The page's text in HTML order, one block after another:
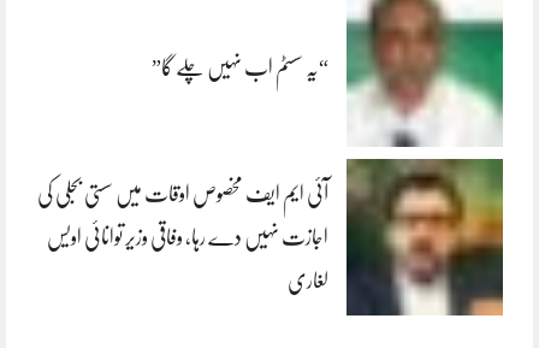
“یہ سسٹم اب نہیں چلے گا”
آئی ایم ایف مخصوص اوقات میں سستی بجلی کی
اجازت نہیں دے رہا، وفاقی وزیر توانائی اویس
لغاری